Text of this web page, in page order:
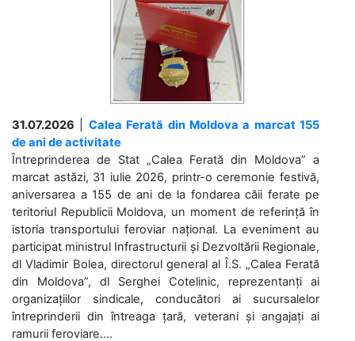
31.07.2026
Calea Ferată din Moldova a marcat 155
de ani de activitate
Întreprinderea de Stat „Calea Ferată din Moldova” a
marcat astăzi, 31 iulie 2026, printr-o ceremonie festivă,
aniversarea a 155 de ani de la fondarea căii ferate pe
teritoriul Republicii Moldova, un moment de referință în
istoria transportului feroviar național. La eveniment au
participat ministrul Infrastructurii și Dezvoltării Regionale,
dl Vladimir Bolea, directorul general al Î.S. „Calea Ferată
din Moldova”, dl Serghei Cotelinic, reprezentanți ai
organizațiilor sindicale, conducători ai sucursalelor
întreprinderii din întreaga țară, veterani și angajați ai
ramurii feroviare....